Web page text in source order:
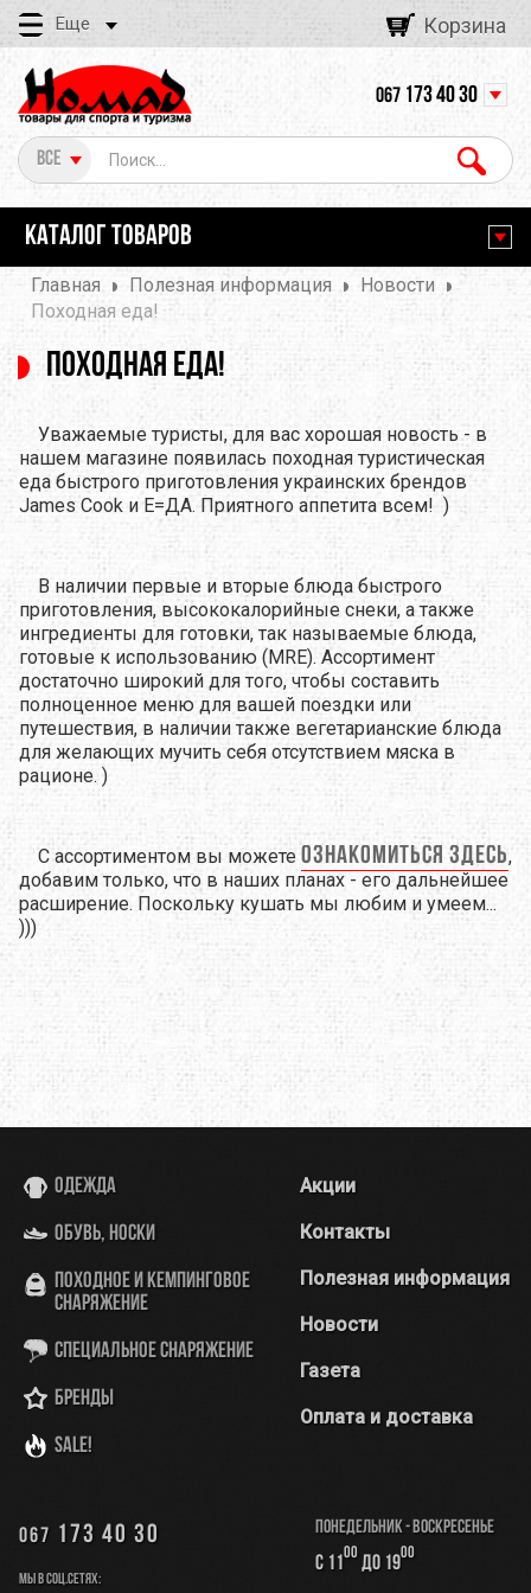
Еще Корзина
Все
067 173 40 30
КАТАЛОГ ТОВАРОВ
Главная Полезная информация
Новости
Походная еда!
Походная еда!
Уважаемые туристы, для вас хорошая новость - в
нашем магазине появилась походная туристическая
еда быстрого приготовления украинских брендов
James Cook и Е=ДА. Приятного аппетита всем! )
В наличии первые и вторые блюда быстрого
приготовления, высококалорийные снеки, а также
ингредиенты для готовки, так называемые блюда,
готовые к использованию (MRE). Ассортимент
достаточно широкий для того, чтобы составить
полноценное меню для вашей поездки или
путешествия, в наличии также вегетарианские блюда
для желающих мучить себя отсутствием мяска в
рационе. )
С ассортиментом вы можете ознакомиться здесь,
добавим только, что в наших планах - его дальнейшее
расширение. Поскольку кушать мы любим и умеем...
)))
Одежда
Обувь, носки
Походное и кемпинговое
снаряжение
Специальное снаряжение
Бренды
SALE!
Акции
Контакты
Полезная информация
Новости
Газета
Оплата и доставка
067 173 40 30
Мы в соц.сетях:
Понедельник - Воскресенье
с 1100 до 1900